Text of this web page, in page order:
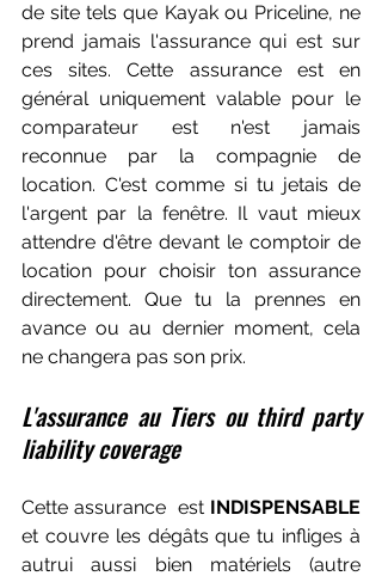
de site tels que Kayak ou Priceline, ne
prend jamais l'assurance qui est sur
ces sites. Cette assurance est en
général uniquement valable pour le
comparateur est n'est jamais
reconnue par la compagnie de
location. C'est comme si tu jetais de
l'argent par la fenêtre. Il vaut mieux
attendre d'être devant le comptoir de
location pour choisir ton assurance
directement. Que tu la prennes en
avance ou au dernier moment, cela
ne changera pas son prix.
L'assurance au Tiers ou third party
liability coverage
Cette assurance  est INDISPENSABLE
et couvre les dégâts que tu infliges à
autrui aussi bien matériels (autre